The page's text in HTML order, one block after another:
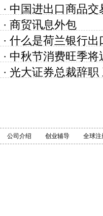
· 中国进出口商品
· 商贸讯息外包
· 什么是荷兰银行
· 中秋节消费旺季
· 光大证券总裁辞职
公司介绍 创业辅导 全球注